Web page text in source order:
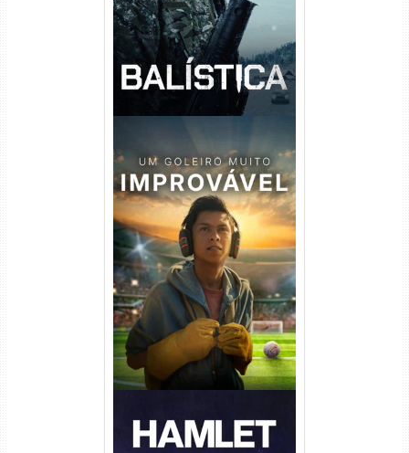
Um Goleiro Muito Improvável
Torrent (2026) WEB-DL 1080p
Dual Áudio